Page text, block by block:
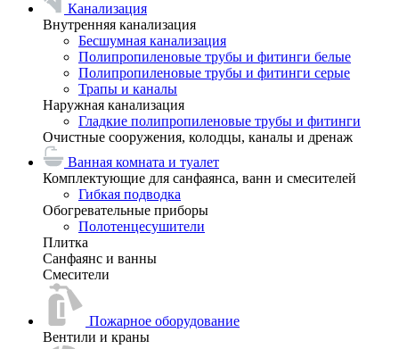
Канализация
Внутренняя канализация
Бесшумная канализация
Полипропиленовые трубы и фитинги белые
Полипропиленовые трубы и фитинги серые
Трапы и каналы
Наружная канализация
Гладкие полипропиленовые трубы и фитинги
Очистные сооружения, колодцы, каналы и дренаж
Ванная комната и туалет
Комплектующие для санфаянса, ванн и смесителей
Гибкая подводка
Обогревательные приборы
Полотенцесушители
Плитка
Санфаянс и ванны
Смесители
Пожарное оборудование
Вентили и краны